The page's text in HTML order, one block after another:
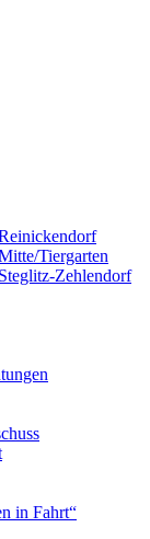
Tiergarten
Zehlendorf
in Fahrt“